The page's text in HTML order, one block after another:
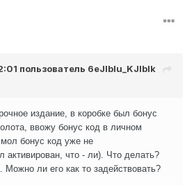
пользователь 6eJlblu_KJlblk
издание, в коробке был бонус
ввожу бонус код в личном
бонус код уже не
активирован, что - ли). Что делать?
Можно ли его как то задействовать?